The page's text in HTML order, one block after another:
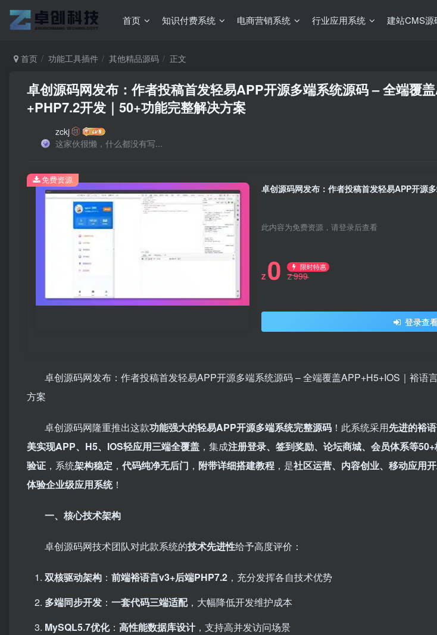
首页 知识付费系统 电商营销系统 行业应用系统 建站CMS源
首页 功能工具插件 其他精品源码 正文
卓创源码网发布：作者投稿首发轻易APP开源多端系统源码 – 全端覆
+PHP7.2开发｜50+功能完整解决方案
zckj
这家伙很懒，什么都没有写...
此内容为免费资源，请登录后查看
Z 0 限时特惠
Z999
登录查
免费资源
卓创源码网发布：作者投稿首发轻易APP开源多端系统源码 – 全端覆盖APP+H5+IOS｜裕语
方案
卓创源码网隆重推出这款功能强大的轻易APP开源多端系统完整源码 ！此系统采用先进的裕
美实现APP、H5、IOS轻应用三端全覆盖 ，集成注册登录、签到奖励、论坛商城、会员体系等
验证 ，系统架构稳定 ， 代码纯净无后门 ， 附带详细搭建教程 ，是社区运营、内容创业、移动应用
体验企业级应用系统！
一、核心技术架构
卓创源码网技术团队对此款系统的技术先进性给予高度评价：
双核驱动架构 ： 前端裕语言v3+后端PHP7.2 ，充分发挥各自技术优势
多端同步开发 ： 一套代码三端适配，大幅降低开发维护成本
MySQL5.7优化： 高性能数据库设计，支持高并发访问场景